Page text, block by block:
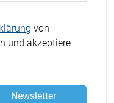
von
und akzeptiere
Newsletter